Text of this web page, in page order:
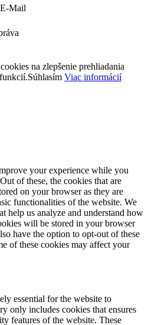
E-Mail
na zlepšenie prehliadania
Súhlasím Viac informácií
your experience while you
of these, the cookies that are
on your browser as they are
functionalities of the website. We
help us analyze and understand how
will be stored in your browser
have the option to opt-out of these
of these cookies may affect your
essential for the website to
only includes cookies that ensures
features of the website. These